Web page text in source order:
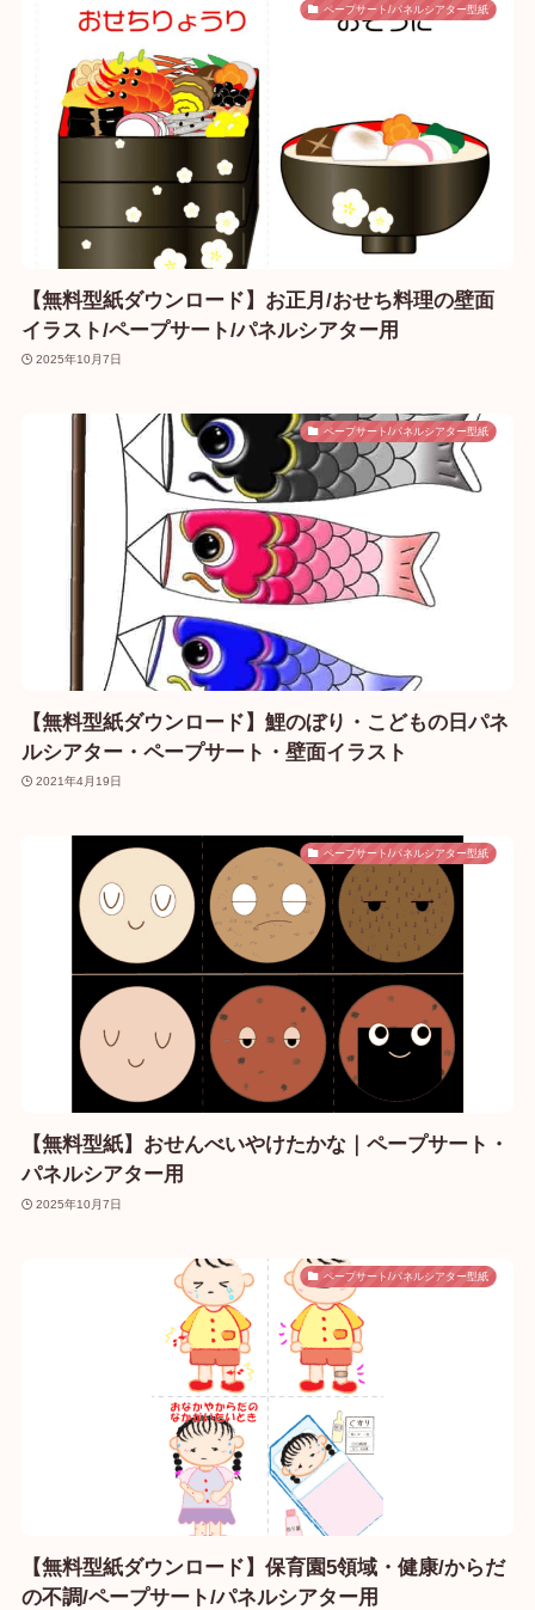
ペープサート/パネルシアター型紙
【無料型紙ダウンロード】お正月/おせち料理の壁面
イラスト/ペープサート/パネルシアター用
2025年10月7日
ペープサート/パネルシアター型紙
【無料型紙ダウンロード】鯉のぼり・こどもの日パネ
ルシアター・ペープサート・壁面イラスト
2021年4月19日
ペープサート/パネルシアター型紙
【無料型紙】おせんべいやけたかな｜ペープサート・
パネルシアター用
2025年10月7日
ペープサート/パネルシアター型紙
【無料型紙ダウンロード】保育園5領域・健康/からだ
の不調/ペープサート/パネルシアター用